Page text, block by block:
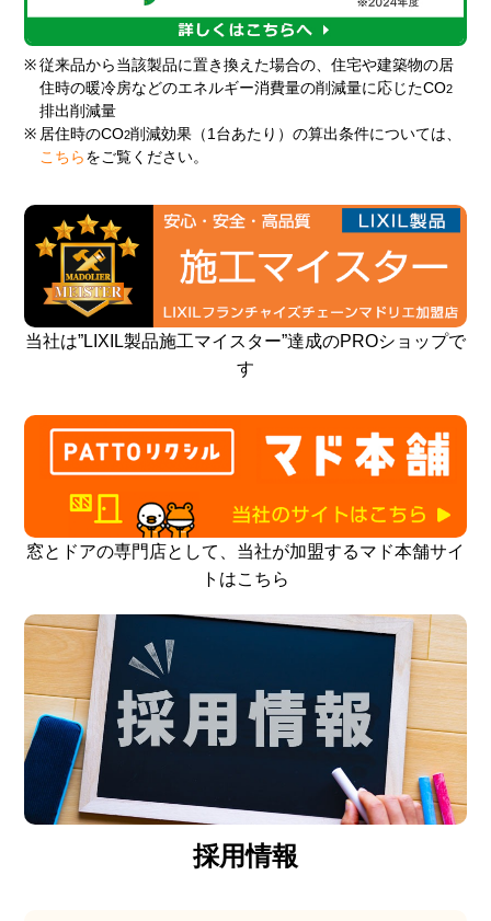
※ 従来品から当該製品に置き換えた場合の、住宅や建築物の居
住時の暖冷房などのエネルギー消費量の削減量に応じたCO2
排出削減量
※ 居住時のCO2削減効果（1台あたり）の算出条件については、
こちら をご覧ください。
当社は”LIXIL製品施工マイスター”達成のPROショップで
す
窓とドアの専門店として、当社が加盟するマド本舗サイ
トはこちら
採用情報